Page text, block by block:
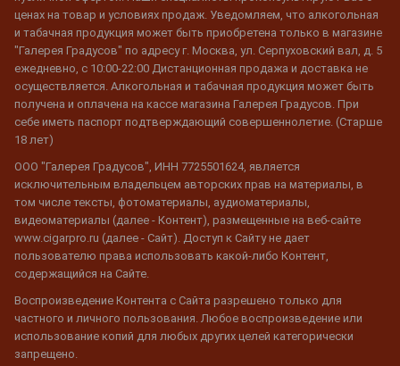
ценах на товар и условиях продаж. Уведомляем, что алкогольная
и табачная продукция может быть приобретена только в магазине
"Галерея Градусов" по адресу г. Москва, ул. Серпуховский вал, д. 5
ежедневно, с 10:00-22:00 Дистанционная продажа и доставка не
осуществляется. Алкогольная и табачная продукция может быть
получена и оплачена на кассе магазина Галерея Градусов. При
себе иметь паспорт подтверждающий совершеннолетие. (Старше
18 лет)
ООО "Галерея Градусов", ИНН 7725501624, является
исключительным владельцем авторских прав на материалы, в
том числе тексты, фотоматериалы, аудиоматериалы,
видеоматериалы (далее - Контент), размещенные на веб-сайте
www.cigarpro.ru (далее - Сайт). Доступ к Сайту не дает
пользователю права использовать какой-либо Контент,
содержащийся на Сайте.
Воспроизведение Контента с Сайта разрешено только для
частного и личного пользования. Любое воспроизведение или
использование копий для любых других целей категорически
запрещено.